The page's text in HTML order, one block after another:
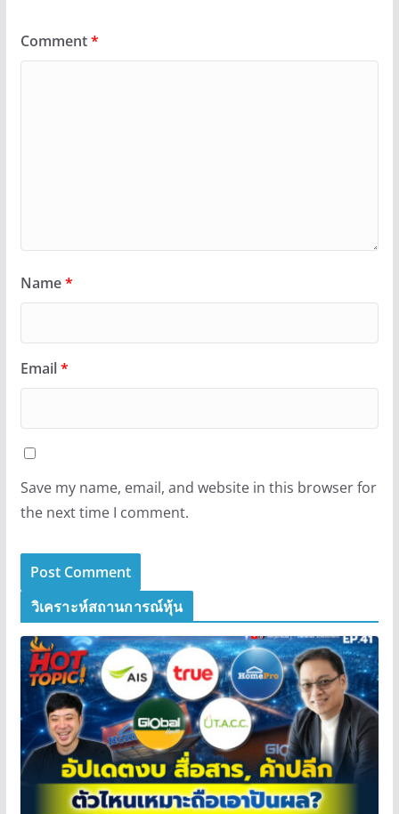
Comment*
Name*
Email*
Save my name, email, and website in this browser for
the next time I comment.
วิเคราะห์สถานการณ์หุ้น